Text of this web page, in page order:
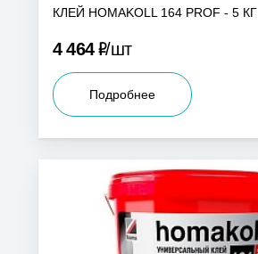
КЛЕЙ HOMAKOLL 164 PROF - 5 КГ
4 464Р шт
Подробнее